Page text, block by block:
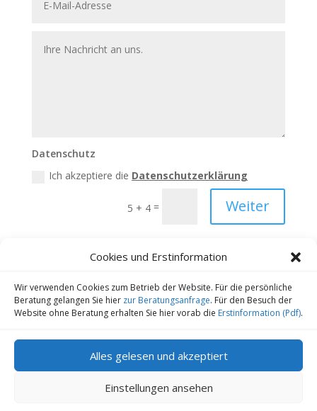
Cookies und Erstinformation
Wir verwenden Cookies zum Betrieb der Website. Für die persönliche
Beratung gelangen Sie hier zur Beratungsanfrage. Für den Besuch der
Website ohne Beratung erhalten Sie hier vorab die Erstinformation (Pdf).
Alles gelesen und akzeptiert
Einstellungen ansehen
Datenschutz
Ich akzeptiere die Datenschutzerklärung
5 + 4 = Weiter
Kontakt Datenschutz
Impressum
Cookie-Richtlinie (EU)
Copyright 2022-2026 | Finanz-und
Versicherungsmakler Sander GmbH | Alle Rechte
vorbehalten